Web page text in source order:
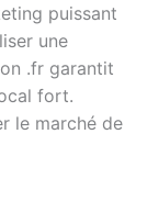
puissant
une
.fr garantit
fort.
le marché de